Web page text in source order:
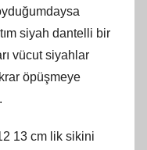
siyah dantelli bir
vücut siyahlar
öpüşmeye
13 cm lik sikini